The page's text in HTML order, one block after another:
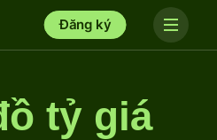
Đăng ký
tỷ giá